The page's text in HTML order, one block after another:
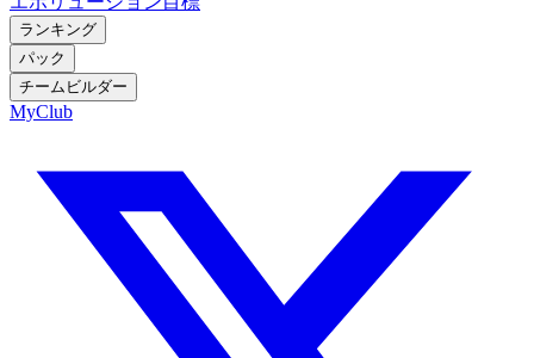
ランキング
パック
チームビルダー
MyClub